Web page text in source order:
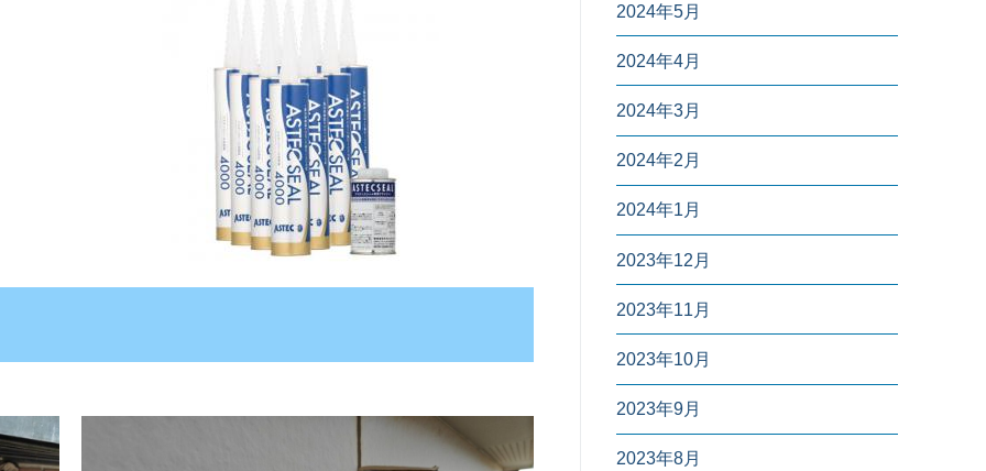
2024年5月
2024年4月
2024年3月
2024年2月
2024年1月
2023年12月
2023年11月
2023年10月
2023年9月
2023年8月